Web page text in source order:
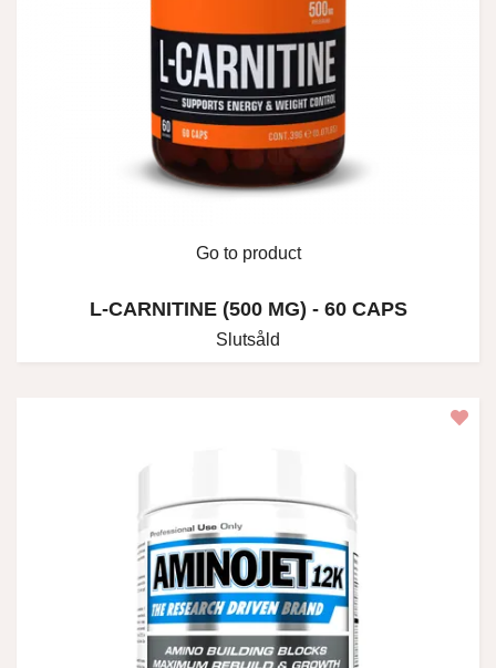
Go to product
L-CARNITINE (500 MG) - 60 CAPS
Slutsåld